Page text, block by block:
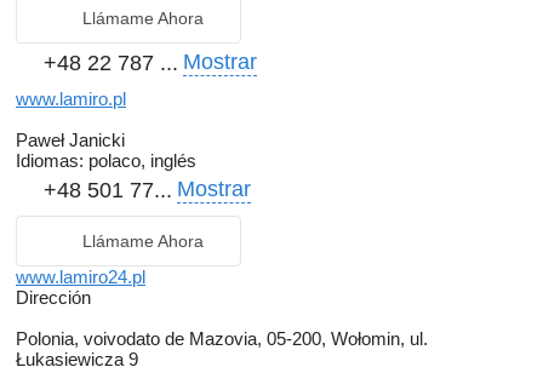
Llámame Ahora
+48 22 787 ... Mostrar
www.lamiro.pl
Paweł Janicki
Idiomas: polaco, inglés
+48 501 77... Mostrar
Llámame Ahora
www.lamiro24.pl
Dirección
Polonia, voivodato de Mazovia, 05-200, Wołomin, ul.
Łukasiewicza 9